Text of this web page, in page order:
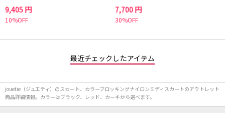
9,405 円
10%OFF
7,700 円
30%OFF
最近チェックしたアイテム
jouetie（ジュエティ）のスカート、カラーブロッキングナイロンミディスカートのアウトレット
商品詳細情報。カラーはブラック、レッド、カーキから選べます。